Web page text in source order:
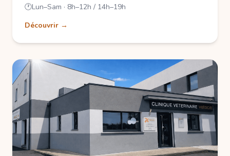
🕐Lun–Sam · 8h–12h / 14h–19h
Découvrir →